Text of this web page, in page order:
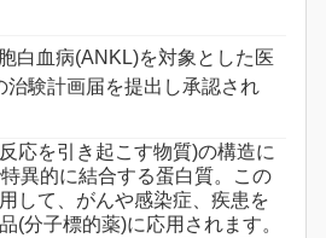
白血病(ANKL)を対象とした医
治験計画届を提出し承認され
応を引き起こす物質)の構造に
異的に結合する蛋白質。この
して、がんや感染症、疾患を
(分子標的薬)に応用されます。